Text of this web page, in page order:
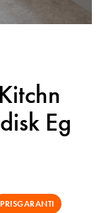
Eg
PRISGARANTI